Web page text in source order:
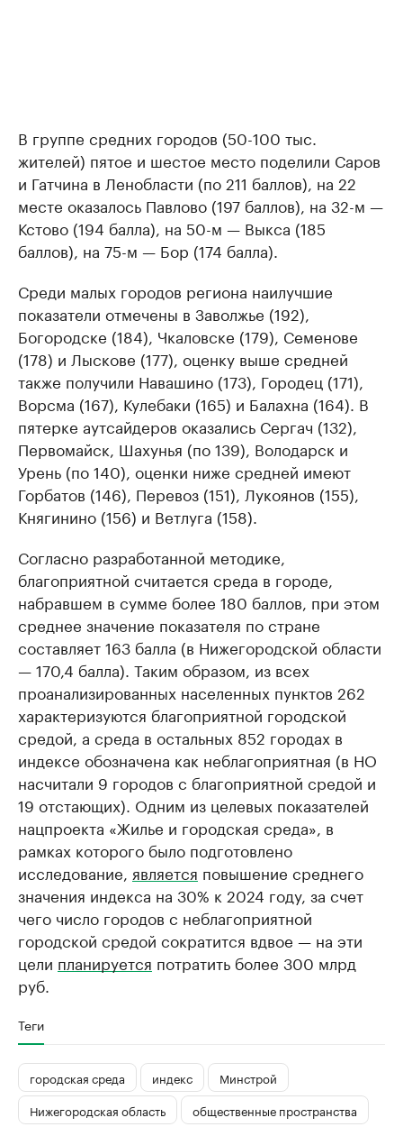
В группе средних городов (50-100 тыс.
жителей) пятое и шестое место поделили Саров
и Гатчина в Ленобласти (по 211 баллов), на 22
месте оказалось Павлово (197 баллов), на 32-м —
Кстово (194 балла), на 50-м — Выкса (185
баллов), на 75-м — Бор (174 балла).
Среди малых городов региона наилучшие
показатели отмечены в Заволжье (192),
Богородске (184), Чкаловске (179), Семенове
(178) и Лыскове (177), оценку выше средней
также получили Навашино (173), Городец (171),
Ворсма (167), Кулебаки (165) и Балахна (164). В
пятерке аутсайдеров оказались Сергач (132),
Первомайск, Шахунья (по 139), Володарск и
Урень (по 140), оценки ниже средней имеют
Горбатов (146), Перевоз (151), Лукоянов (155),
Княгинино (156) и Ветлуга (158).
Согласно разработанной методике,
благоприятной считается среда в городе,
набравшем в сумме более 180 баллов, при этом
среднее значение показателя по стране
составляет 163 балла (в Нижегородской области
— 170,4 балла). Таким образом, из всех
проанализированных населенных пунктов 262
характеризуются благоприятной городской
средой, а среда в остальных 852 городах в
индексе обозначена как неблагоприятная (в НО
насчитали 9 городов с благоприятной средой и
19 отстающих). Одним из целевых показателей
нацпроекта «Жилье и городская среда», в
рамках которого было подготовлено
исследование, является повышение среднего
значения индекса на 30% к 2024 году, за счет
чего число городов с неблагоприятной
городской средой сократится вдвое — на эти
цели планируется потратить более 300 млрд
руб.
Теги
городская среда индекс
Минстрой
Нижегородская область
общественные пространства